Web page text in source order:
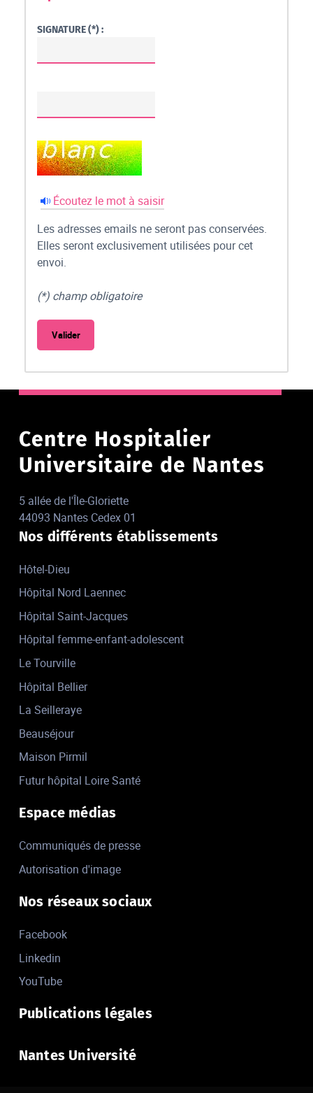
SIGNATURE (*) :
Écoutez le mot à saisir
Les adresses emails ne seront pas conservées.
Elles seront exclusivement utilisées pour cet
envoi.
(*) champ obligatoire
Centre Hospitalier
Universitaire de Nantes
5 allée de l'Île-Gloriette
44093 Nantes Cedex 01
Nos différents établissements
Hôtel-Dieu
Hôpital Nord Laennec
Hôpital Saint-Jacques
Hôpital femme-enfant-adolescent
Le Tourville
Hôpital Bellier
La Seilleraye
Beauséjour
Maison Pirmil
Futur hôpital Loire Santé
Espace médias
Communiqués de presse
Autorisation d'image
Nos réseaux sociaux
Facebook
Linkedin
YouTube
Publications légales
Nantes Université